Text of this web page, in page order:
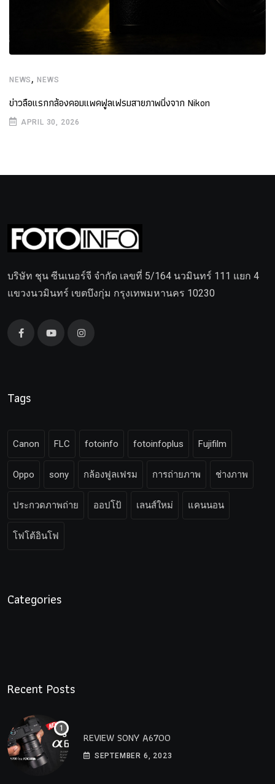
NEWS ,NEWS
ข่าวลือแรกกล้องคอมแพคฟูลเฟรมสายภาพนิ่งจาก Nikon
APRIL 30, 2026
บริษัท ชุน ซีนเนอร์จี จำกัด เลขที่ 5/164 นวมินทร์ 111 แยก 4
แขวงนวมินทร์ เขตบึงกุ่ม กรุงเทพมหานคร 10230
Tags
Canon FLC fotoinfo fotoinfoplus Fujifilm
Oppo sony กล้องฟูลเฟรม การถ่ายภาพ ช่างภาพ
ประกวดภาพถ่าย ออปโป้ เลนส์ใหม่ แคนนอน
โฟโต้อินโฟ
Categories
Recent Posts
REVIEW SONY A6700
SEPTEMBER 6, 2023